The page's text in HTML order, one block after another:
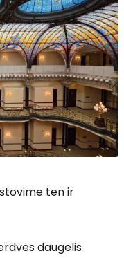
ten ir
daugelis